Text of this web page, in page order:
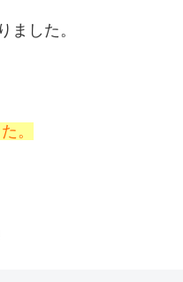
ました。
。